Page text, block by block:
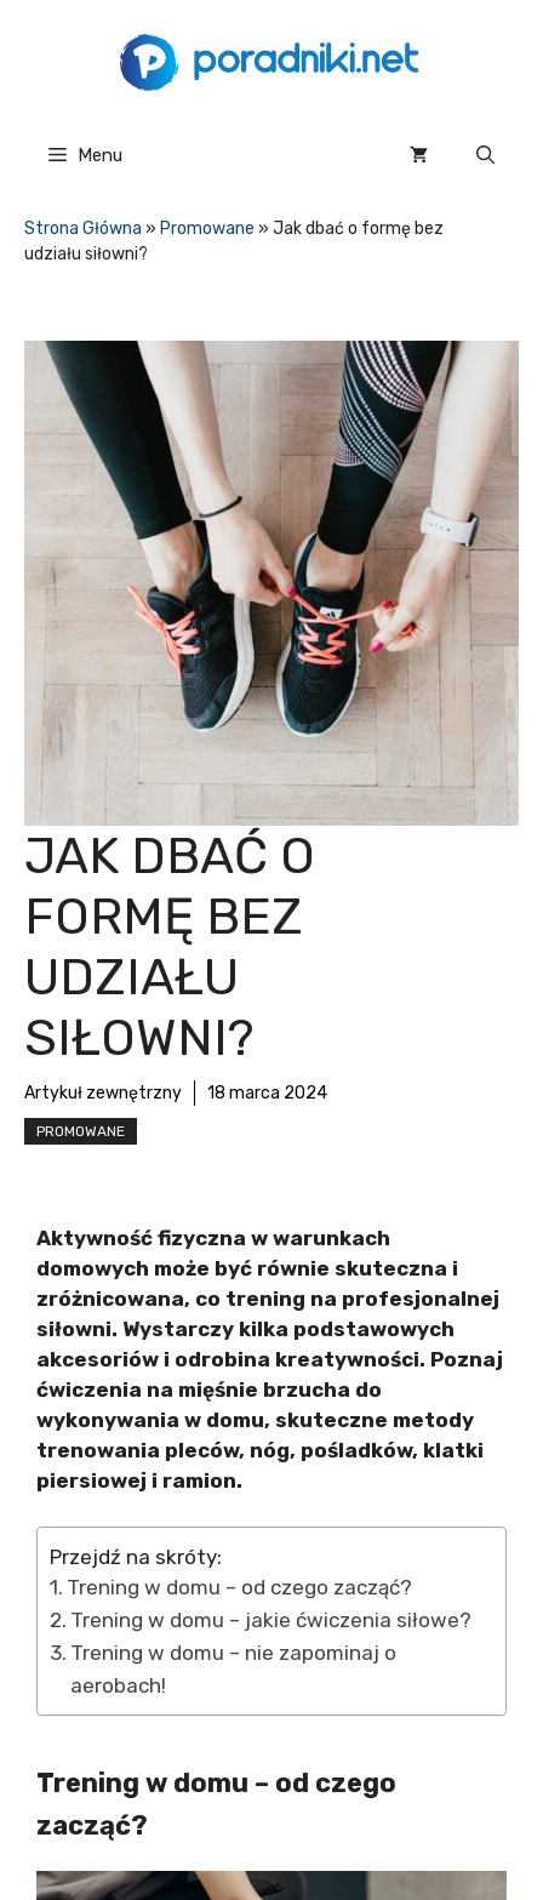
Menu
Strona Główna » Promowane » Jak dbać o formę bez
udziału siłowni?
JAK DBAĆ O
FORMĘ BEZ
UDZIAŁU
SIŁOWNI?
Artykuł zewnętrzny 18 marca 2024
PROMOWANE
Aktywność fizyczna w warunkach
domowych może być równie skuteczna i
zróżnicowana, co trening na profesjonalnej
siłowni. Wystarczy kilka podstawowych
akcesoriów i odrobina kreatywności. Poznaj
ćwiczenia na mięśnie brzucha do
wykonywania w domu, skuteczne metody
trenowania pleców, nóg, pośladków, klatki
piersiowej i ramion.
Przejdź na skróty:
Trening w domu – od czego zacząć?
Trening w domu – jakie ćwiczenia siłowe?
Trening w domu – nie zapominaj o
aerobach!
Trening w domu – od czego
zacząć?